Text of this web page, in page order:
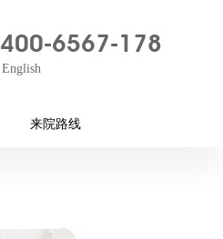
400-6567-178
English
来院路线